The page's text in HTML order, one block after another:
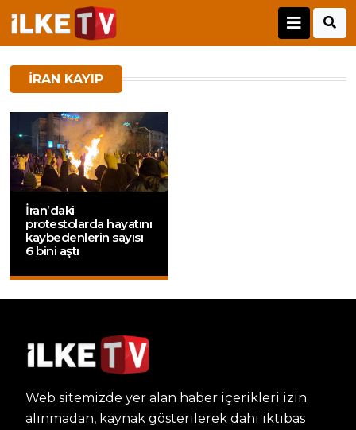
IRAN KAYIP
İran’daki
protestolarda hayatını
kaybedenlerin sayısı
6 bini aştı
Web sitemizde yer alan haber içerikleri izin
alınmadan, kaynak gösterilerek dahi iktibas